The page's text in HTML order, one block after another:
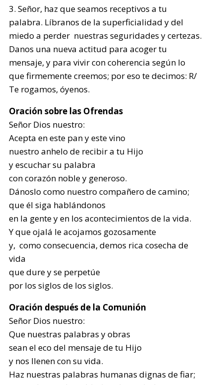
3. Señor, haz que seamos receptivos a tu
palabra. Líbranos de la superficialidad y del
miedo a perder nuestras seguridades y certezas.
Danos una nueva actitud para acoger tu
mensaje, y para vivir con coherencia según lo
que firmemente creemos; por eso te decimos: R/
Te rogamos, óyenos.
Oración sobre las Ofrendas
Señor Dios nuestro:
Acepta en este pan y este vino
nuestro anhelo de recibir a tu Hijo
y escuchar su palabra
con corazón noble y generoso.
Dánoslo como nuestro compañero de camino;
que él siga hablándonos
en la gente y en los acontecimientos de la vida.
Y que ojalá le acojamos gozosamente
y, como consecuencia, demos rica cosecha de
vida
que dure y se perpetúe
por los siglos de los siglos.
Oración después de la Comunión
Señor Dios nuestro:
Que nuestras palabras y obras
sean el eco del mensaje de tu Hijo
y nos llenen con su vida.
Haz nuestras palabras humanas dignas de fiar;